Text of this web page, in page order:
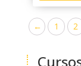
← 1 2